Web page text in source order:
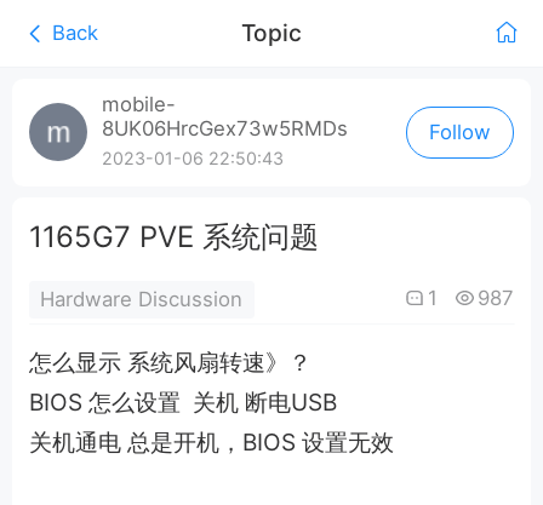
Back Topic
0:00
0:00
mobile-
8UK06HrcGex73w5RMDs
2023-01-06 22:50:43
Follow
1165G7 PVE 系统问题
Hardware Discussion 1 987
怎么显示 系统风扇转速》？
BIOS 怎么设置 关机 断电USB
关机通电 总是开机，BIOS 设置无效